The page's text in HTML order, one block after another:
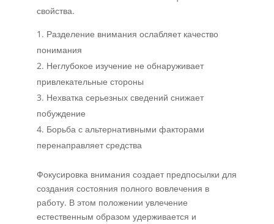
свойства.
Разделение внимания ослабляет качество
понимания
Неглубокое изучение не обнаруживает
привлекательные стороны
Нехватка серьезных сведений снижает
побуждение
Борьба с альтернативными факторами
перенаправляет средства
Фокусировка внимания создает предпосылки для
создания состояния полного вовлечения в
работу. В этом положении увлечение
естественным образом удерживается и